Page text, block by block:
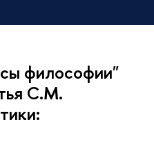
философии"
С.М.